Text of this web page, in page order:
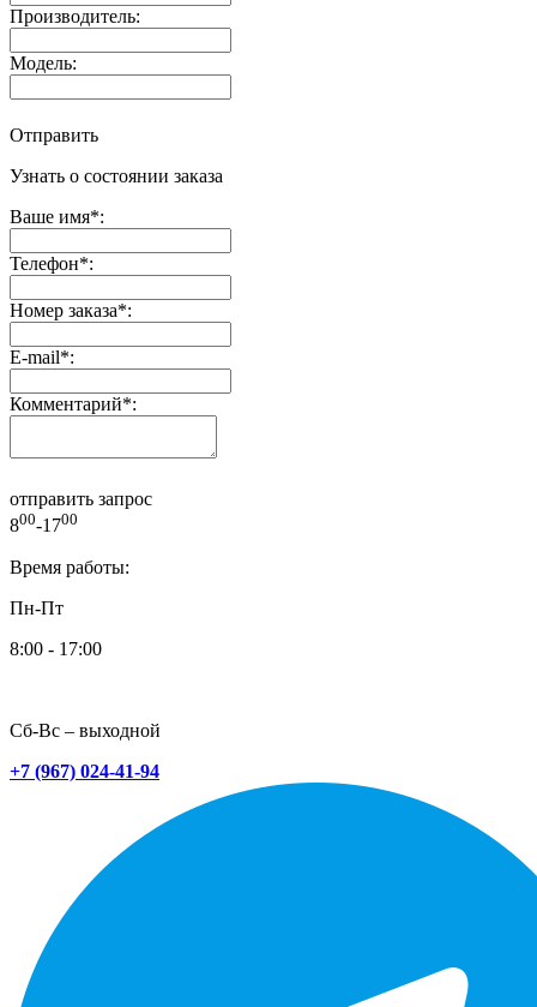
Производитель:
Модель:
Отправить
Узнать о состоянии заказа
Ваше имя*:
Телефон*:
Номер заказа*:
E-mail*:
Комментарий*:
отправить запрос
800-1700
Время работы:
Пн-Пт
8:00 - 17:00
Сб-Вс – выходной
+7 (967) 024-41-94